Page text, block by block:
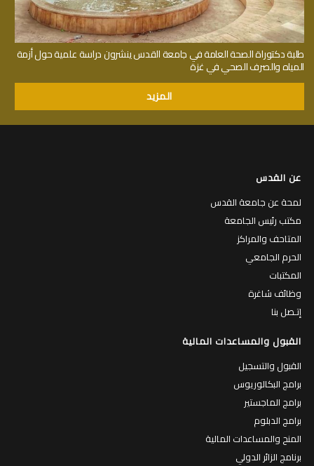
طلبة دكتوراة الصحة العامة في جامعة القدس ينشرون دراسة علمية حول أزمة
المياه والصرف الصحي في غزة
المزيد
عن القدس
لمحة عن جامعة القدس
مكتب رئيس الجامعة
المتاحف والمراكز
الحرم الجامعي
المكتبات
وظائف شاغرة
إتـصل بنا
القبول والمساعدات المالية
القبول والتسجيل
برامج البكالوريوس
برامج الماجستير
برامج الدبلوم
المنح والمساعدات المالية
برنامج الزائر الدولي